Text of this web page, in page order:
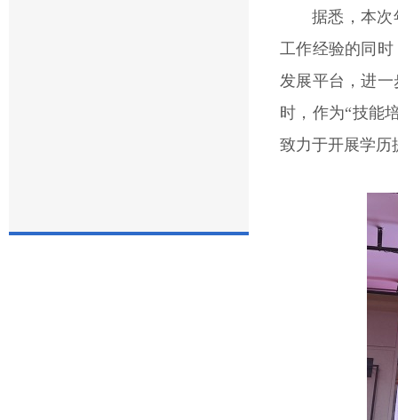
据悉，本次
工作经验的同
发展平台，进
时，作为“技能
致力于开展学历